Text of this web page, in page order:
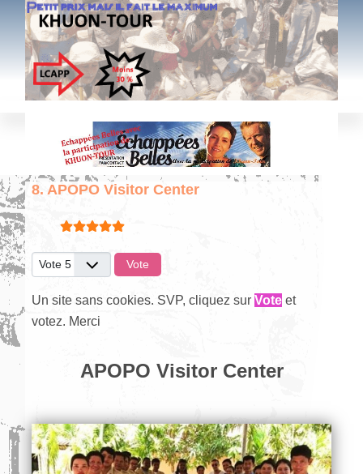
8. APOPO Visitor Center
Vote utilisateur:
Veuillez voter
Un site sans cookies. SVP, cliquez surVote et
votez. Merci
APOPO Visitor Center